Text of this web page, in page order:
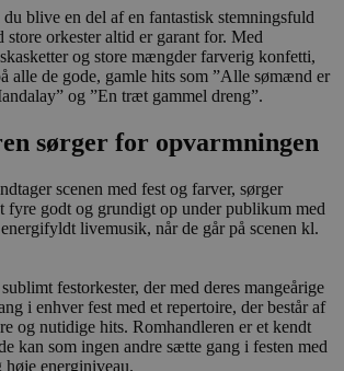
blive en del af en fantastisk stemningsfuld
store orkester altid er garant for. Med
og store mængder farverig konfetti,
alle de gode, gamle hits som ”Alle sømænd er
og ”En træt gammel dreng”.
sørger for opvarmningen
scenen med fest og farver, sørger
fyre godt og grundigt op under publikum med
livemusik, når de går på scenen kl.
festorkester, der med deres mangeårige
i enhver fest med et repertoire, der består af
og nutidige hits. Romhandleren er et kendt
kan som ingen andre sætte gang i festen med
energiniveau.